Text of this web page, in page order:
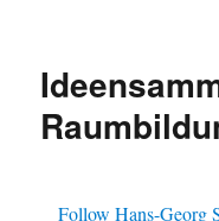
Follow Hans-Georg